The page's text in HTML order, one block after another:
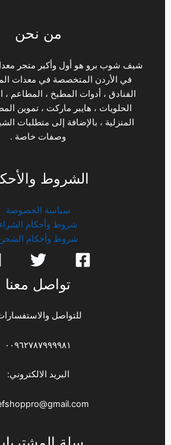
من نحن
شيف شوب برو هو أول وأكبر متجر
في الأردن المتخصصة في معدات
الفنادق ، أدوات المطبخ ، المطاعم
الحلويات ، هايبر ماركت ، تموين
المنزلية ، بالإضافة إلى متطلبات
وصفات خاصة .
الشروط
سياسة الخصوصة
شروط وأحكام الشراء
شروط وأحكام
تواصل معنا
للتواصل
٠٠٩٦٢٧٨٧٩٩٩٩٨١
البريد الالكتروني: